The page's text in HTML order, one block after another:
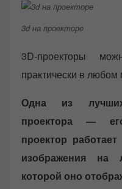
3d на проекторе
3D-проекторы
практически в любом
Одна из
проектора —
проектор
изображения на
которой оно